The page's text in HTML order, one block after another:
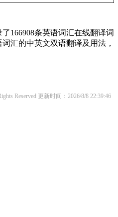
166908条英语词汇在线翻译词
汇的中英文双语翻译及用法，
Reserved 更新时间：2026/8/8 22:39:46